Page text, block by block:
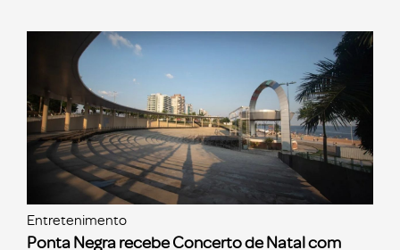
Entretenimento
Ponta Negra recebe Concerto de Natal com